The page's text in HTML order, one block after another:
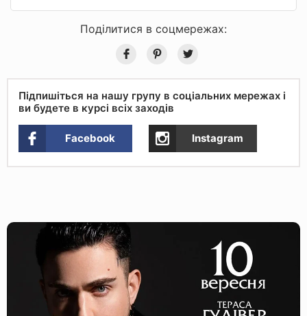
Поділитися в соцмережах:
Підпишіться на нашу групу в соціальних мережах і
ви будете в курсі всіх заходів
Facebook Instagram